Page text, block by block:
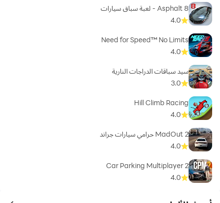
Asphalt 8 - لعبة سباق سيارات
4.0
Need for Speed™ No Limits
4.0
سيد سباقات الدراجات النارية
3.0
Hill Climb Racing
4.0
MadOut 2 حرامي سيارات جراند
4.0
Car Parking Multiplayer 2
4.0